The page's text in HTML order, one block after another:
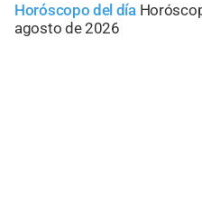
Horóscopo del día
agosto de 2026